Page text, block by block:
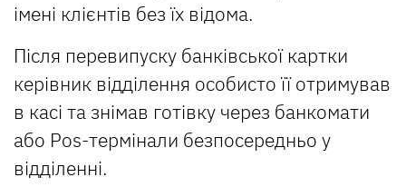
імені клієнтів без їх відома.
Після перевипуску банківської картки
керівник відділення особисто її отримував
в касі та знімав готівку через банкомати
або Pos-термінали безпосередньо у
відділенні.